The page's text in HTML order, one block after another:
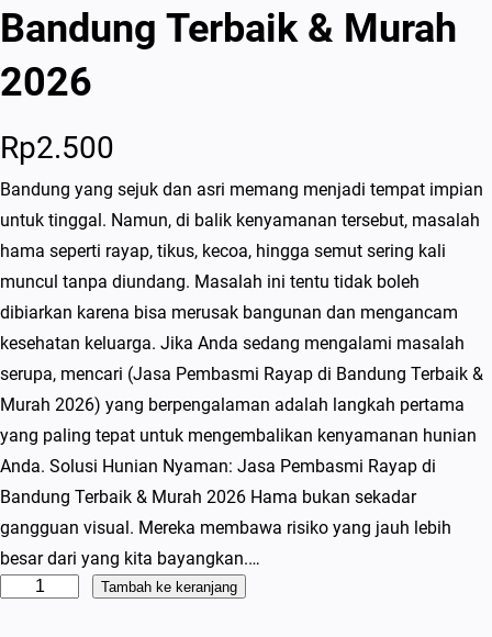
Bandung Terbaik & Murah
2026
Rp2.500
Bandung yang sejuk dan asri memang menjadi tempat impian
untuk tinggal. Namun, di balik kenyamanan tersebut, masalah
hama seperti rayap, tikus, kecoa, hingga semut sering kali
muncul tanpa diundang. Masalah ini tentu tidak boleh
dibiarkan karena bisa merusak bangunan dan mengancam
kesehatan keluarga. Jika Anda sedang mengalami masalah
serupa, mencari (Jasa Pembasmi Rayap di Bandung Terbaik &
Murah 2026) yang berpengalaman adalah langkah pertama
yang paling tepat untuk mengembalikan kenyamanan hunian
Anda. Solusi Hunian Nyaman: Jasa Pembasmi Rayap di
Bandung Terbaik & Murah 2026 Hama bukan sekadar
gangguan visual. Mereka membawa risiko yang jauh lebih
besar dari yang kita bayangkan.…
Tambah ke keranjang